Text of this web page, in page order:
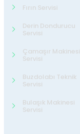
Fırın Servisi
Derin Dondurucu
Servisi
Çamaşır Makinesi
Servisi
Buzdolabı Teknik
Servisi
Bulaşık Makinesi
Servisi